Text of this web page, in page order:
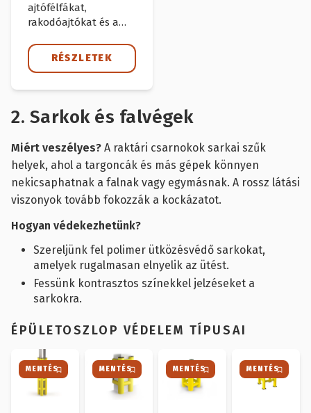
ajtófélfákat,
rakodóajtókat és a
targoncákkal,
gépekkel és egyéb
RÉSZLETEK
2. Sarkok és falvégek
Miért veszélyes? A raktári csarnokok sarkai szűk
helyek, ahol a targoncák és más gépek könnyen
nekicsaphatnak a falnak vagy egymásnak. A rossz látási
viszonyok tovább fokozzák a kockázatot.
Hogyan védekezhetünk?
Szereljünk fel polimer ütközésvédő sarkokat,
amelyek rugalmasan elnyelik az ütést.
Fessünk kontrasztos színekkel jelzéseket a
sarkokra.
ÉPÜLETOSZLOP VÉDELEM TÍPUSAI
MENTÉS MENTÉS MENTÉS MENTÉS